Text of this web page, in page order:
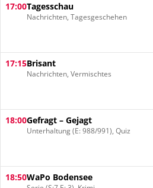
17:00Tagesschau
Nachrichten, Tagesgeschehen
17:15Brisant
Nachrichten, Vermischtes
18:00Gefragt – Gejagt
Unterhaltung (E: 988/991), Quiz
18:50WaPo Bodensee